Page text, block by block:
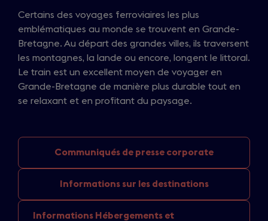
Certains des voyages ferroviaires les plus
emblématiques au monde se trouvent en Grande-
Bretagne. Au départ des grandes villes, ils traversent
les montagnes, la lande ou encore, longent le littoral.
Le train est un excellent moyen de voyager en
Grande-Bretagne de manière plus durable tout en
se relaxant et en profitant du paysage.
Communiqués de presse corporate
Informations sur les destinations
Informations Hébergements et